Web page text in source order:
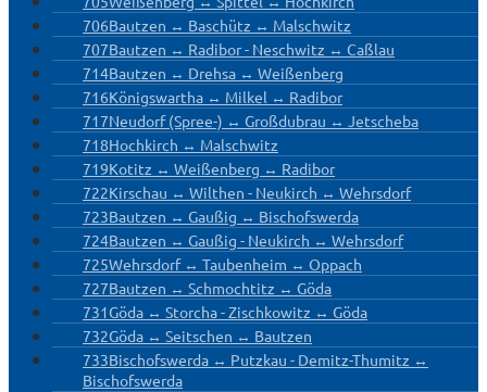
706Bautzen ↔ Baschütz ↔ Malschwitz
707Bautzen ↔ Radibor - Neschwitz ↔ Caßlau
714Bautzen ↔ Drehsa ↔ Weißenberg
716Königswartha ↔ Milkel ↔ Radibor
717Neudorf (Spree-) ↔ Großdubrau ↔ Jetscheba
718Hochkirch ↔ Malschwitz
719Kotitz ↔ Weißenberg ↔ Radibor
722Kirschau ↔ Wilthen - Neukirch ↔ Wehrsdorf
723Bautzen ↔ Gaußig ↔ Bischofswerda
724Bautzen ↔ Gaußig - Neukirch ↔ Wehrsdorf
725Wehrsdorf ↔ Taubenheim ↔ Oppach
727Bautzen ↔ Schmochtitz ↔ Göda
731Göda ↔ Storcha - Zischkowitz ↔ Göda
732Göda ↔ Seitschen ↔ Bautzen
733Bischofswerda ↔ Putzkau - Demitz-Thumitz ↔
Bischofswerda